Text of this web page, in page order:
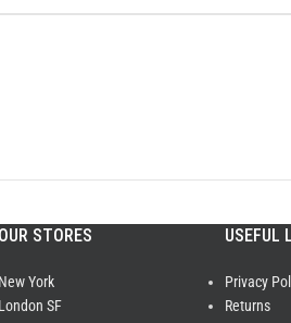
OUR STORES
New York
London SF
USEFUL
Privacy
Returns